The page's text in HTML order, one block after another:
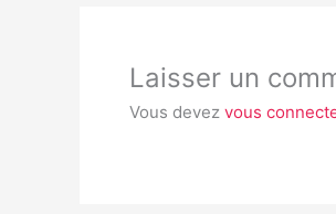
Laisser un
Vous devez vous